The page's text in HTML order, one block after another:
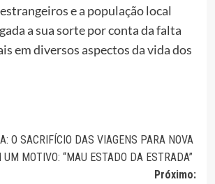
e a população local
a sua sorte por conta da falta
em diversos aspectos da vida dos
O SACRIFÍCIO DAS VIAGENS PARA NOVA
UM MOTIVO: “MAU ESTADO DA ESTRADA”
Próximo: